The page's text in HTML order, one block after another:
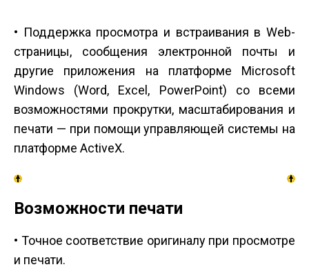
• Поддержка просмотра и встраивания в Web-
страницы, сообщения электронной почты и
другие приложения на платформе Microsoft
Windows (Word, Excel, PowerPoint) со всеми
возможностями прокрутки, масштабирования и
печати — при помощи управляющей системы на
платформе ActiveX.
Возможности печати
• Точное соответствие оригиналу при просмотре
и печати.